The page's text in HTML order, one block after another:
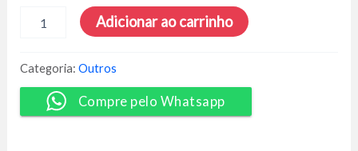
Trader
-
Scalper
Empiricus
quantidade
Adicionar ao carrinho
Categoria:Outros
Compre pelo Whatsapp